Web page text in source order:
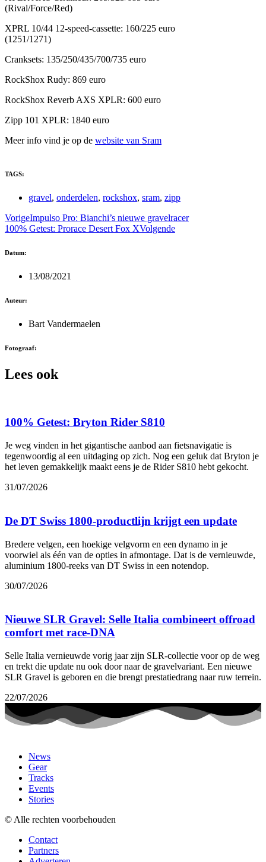
(Rival/Force/Red)
XPRL 10/44 12-speed-cassette: 160/225 euro
(1251/1271)
Cranksets: 135/250/435/700/735 euro
RockShox Rudy: 869 euro
RockShox Reverb AXS XPLR: 600 euro
Zipp 101 XPLR: 1840 euro
Meer info vind je op de website van Sram
TAGS:
gravel, onderdelen, rockshox, sram, zipp
VorigeImpulso Pro: Bianchi’s nieuwe gravelracer
100% Getest: Prorace Desert Fox XVolgende
Datum:
13/08/2021
Auteur:
Bart Vandermaelen
Fotograaf:
Lees ook
100% Getest: Bryton Rider S810
Je weg vinden in het gigantische aanbod aan fietsnavigatie is
tegenwoordig al een uitdaging op zich. Nog een geluk dat Bryton je
het leven gemakkelijk maakt eens je de Rider S810 hebt gekocht.
31/07/2026
De DT Swiss 1800-productlijn krijgt een update
Bredere velgen, een hoekige velgvorm en een dynamo in je
voorwiel als één van de opties in afmontage. Dat is de vernieuwde,
aluminium 1800-reeks van DT Swiss in een notendop.
30/07/2026
Nieuwe SLR Gravel: Selle Italia combineert offroad
comfort met race-DNA
Selle Italia vernieuwde vorig jaar zijn SLR-collectie voor op de weg
en trekt die update nu ook door naar de gravelvariant. Een nieuwe
SLR Gravel is geboren en die brengt prestatiedrang naar ruw terrein.
22/07/2026
News
Gear
Tracks
Events
Stories
© Alle rechten voorbehouden
Contact
Partners